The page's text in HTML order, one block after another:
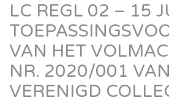
LC REGL 02 – 15
VAN HET
NR. 2020/001
VERENIGD